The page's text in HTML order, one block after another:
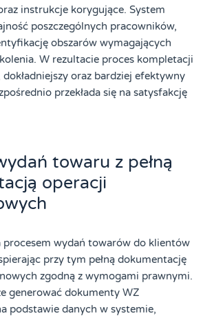
instrukcje korygujące. System
poszczególnych pracowników,
obszarów wymagających
W rezultacie proces kompletacji
dokładniejszy oraz bardziej efektywny
przekłada się na satysfakcję
towaru z pełną
operacji
procesem wydań towarów do klientów
przy tym pełną dokumentację
zgodną z wymogami prawnymi.
generować dokumenty WZ
podstawie danych w systemie,